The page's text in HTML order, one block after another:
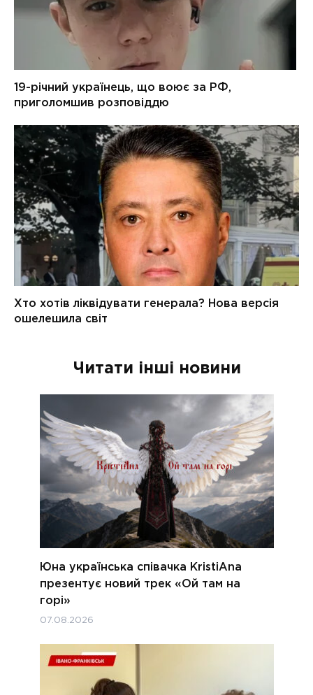
Читати інші новини
Юна українська співачка KristiAna
презентує новий трек «Ой там на
горі»
07.08.2026